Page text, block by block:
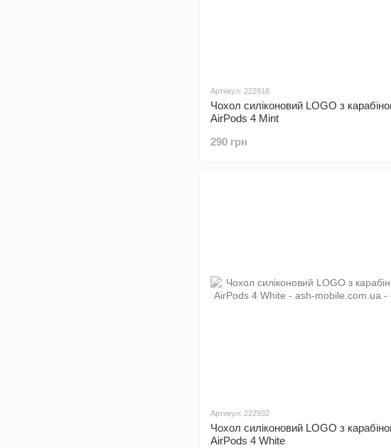
Артикул: 222918
Чохол силіконовий LOGO з
AirPods 4 Mint
290 грн
Артикул: 222932
Чохол силіконовий LOGO з
AirPods 4 White